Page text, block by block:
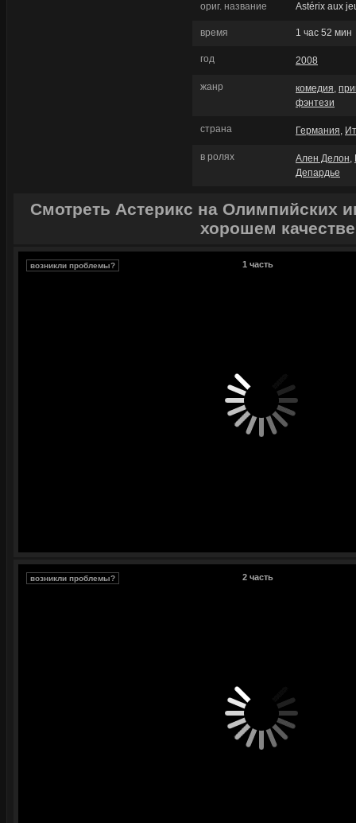
ориг. название Astérix aux
время 1 час 52 мин
год 2008
жанр комедия,
фэнтези
страна Германия,
в ролях Ален Делон,
Депардье
Смотреть Астерикс на Олимпийских
хорошем качестве
1 часть
возникли проблемы?
2 часть
возникли проблемы?